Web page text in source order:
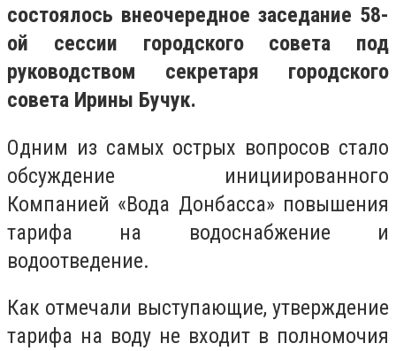
состоялось внеочередное заседание 58-
ой сессии городского совета под
руководством секретаря городского
совета Ирины Бучук.
Одним из самых острых вопросов стало
обсуждение инициированного
Компанией «Вода Донбасса» повышения
тарифа на водоснабжение и
водоотведение.
Как отмечали выступающие, утверждение
тарифа на воду не входит в полномочия